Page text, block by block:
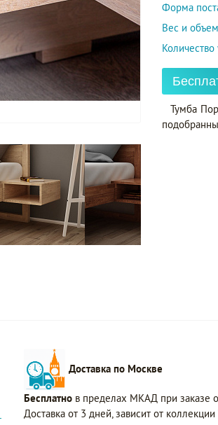
Форма
Вес и
Количество
Тумба
Доставка по Москве
Бесплатно в пределах МКАД при заказе
Доставка от 3 дней, зависит от коллекции